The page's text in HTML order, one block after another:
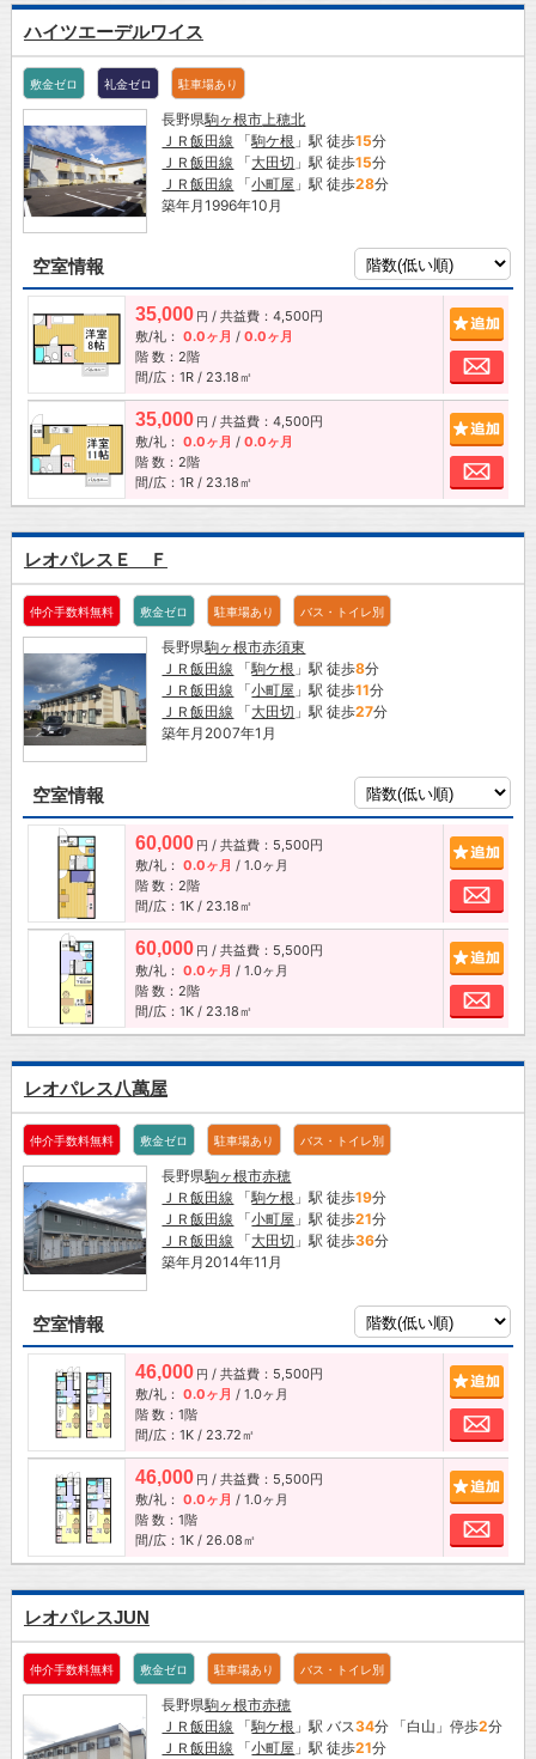
ハイツエーデルワイス
敷金ゼロ 礼金ゼロ 駐車場あり
長野県駒ヶ根市 上穂北
ＪＲ飯田線 「駒ケ根 」駅 徒歩15分
ＪＲ飯田線 「大田切 」駅 徒歩15分
ＪＲ飯田線 「小町屋 」駅 徒歩28分
築年月1996年10月
空室情報
35,000 円 / 共益費：4,500円
敷/礼： 0.0ヶ月 / 0.0ヶ月
階 数：2階
間/広：1R / 23.18㎡
お
35,000 円 / 共益費：4,500円
敷/礼： 0.0ヶ月 / 0.0ヶ月
階 数：2階
間/広：1R / 23.18㎡
お
レオパレスＥ Ｆ
仲介手数料無料 敷金ゼロ 駐車場あり バス・トイレ別
長野県駒ヶ根市赤須東
ＪＲ飯田線 「駒ケ根 」駅 徒歩8分
ＪＲ飯田線 「小町屋 」駅 徒歩11分
ＪＲ飯田線 「大田切 」駅 徒歩27分
築年月2007年1月
空室情報
60,000 円 / 共益費：5,500円
敷/礼： 0.0ヶ月 / 1.0ヶ月
階 数：2階
間/広：1K / 23.18㎡
お
60,000 円 / 共益費：5,500円
敷/礼： 0.0ヶ月 / 1.0ヶ月
階 数：2階
間/広：1K / 23.18㎡
お
レオパレス八萬屋
仲介手数料無料 敷金ゼロ 駐車場あり バス・トイレ別
長野県駒ヶ根市赤穂
ＪＲ飯田線 「駒ケ根 」駅 徒歩19分
ＪＲ飯田線 「小町屋 」駅 徒歩21分
ＪＲ飯田線 「大田切 」駅 徒歩36分
築年月2014年11月
空室情報
46,000 円 / 共益費：5,500円
敷/礼： 0.0ヶ月 / 1.0ヶ月
階 数：1階
間/広：1K / 23.72㎡
お
46,000 円 / 共益費：5,500円
敷/礼： 0.0ヶ月 / 1.0ヶ月
階 数：1階
間/広：1K / 26.08㎡
お
レオパレスJUN
仲介手数料無料 敷金ゼロ 駐車場あり バス・トイレ別
長野県駒ヶ根市赤穂
ＪＲ飯田線 「駒ケ根 」駅 バス34分 「白山」停歩2分
ＪＲ飯田線 「小町屋 」駅 徒歩21分